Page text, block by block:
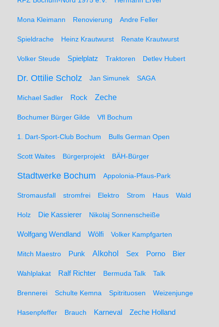
Mona Kleimann Renovierung Andre Feller
Spieldrache Heinz Krautwurst Renate Krautwurst
Volker Steude Spielplatz Traktoren Detlev Hubert
Dr. Ottilie Scholz Jan Simunek SAGA
Michael Sadler Rock Zeche
Bochumer Bürger Gilde Vfl Bochum
1. Dart-Sport-Club Bochum Bulls German Open
Scott Waites Bürgerprojekt BÄH-Bürger
Stadtwerke Bochum Appolonia-Pfaus-Park
Stromausfall stromfrei Elektro Strom Haus Wald
Holz Die Kassierer Nikolaj Sonnenscheiße
Wolfgang Wendland Wölfi Volker Kampfgarten
Mitch Maestro Punk Alkohol Sex Porno Bier
Wahlplakat Ralf Richter Bermuda Talk Talk
Brennerei Schulte Kemna Spitrituosen Weizenjunge
Hasenpfeffer Brauch Karneval Zeche Holland